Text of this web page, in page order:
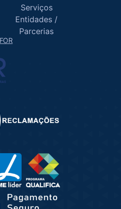
Serviços
Entidades /
Parcerias